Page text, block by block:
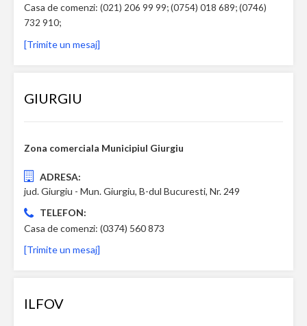
Casa de comenzi: (021) 206 99 99; (0754) 018 689; (0746)
732 910;
[Trimite un mesaj]
GIURGIU
Zona comerciala Municipiul Giurgiu
ADRESA:
jud. Giurgiu - Mun. Giurgiu, B-dul Bucuresti, Nr. 249
TELEFON:
Casa de comenzi: (0374) 560 873
[Trimite un mesaj]
ILFOV